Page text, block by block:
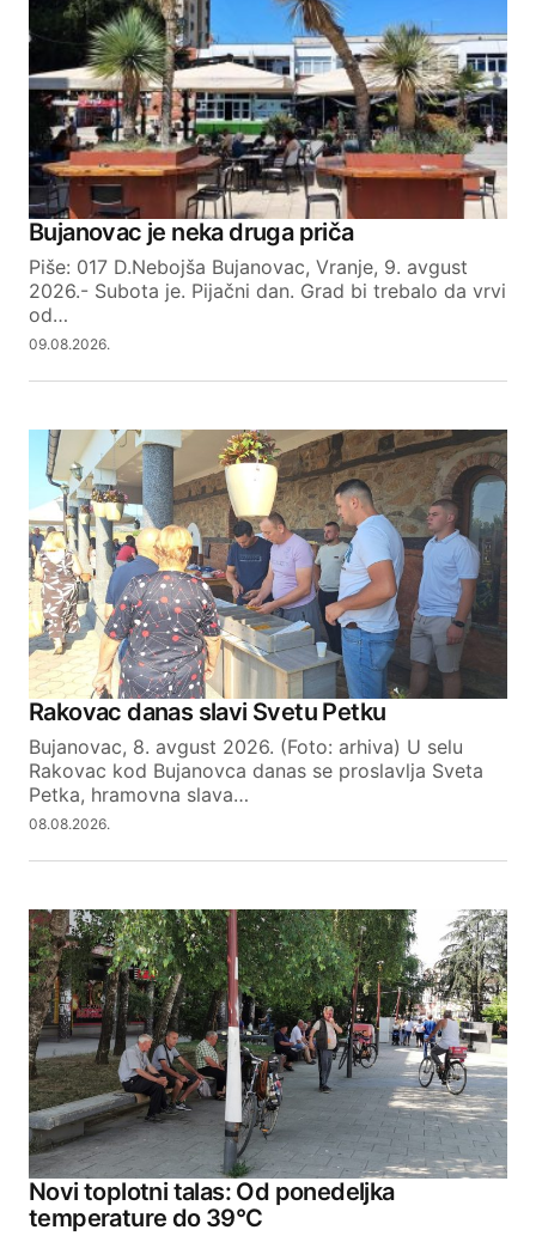
Comment*
Your Name
Your E-mail
Bujanovac je neka druga priča
Piše: 017 D.Nebojša Bujanovac, Vranje, 9. avgust
2026.- Subota je. Pijačni dan. Grad bi trebalo da vrvi
od…
09.08.2026.
Rakovac danas slavi Svetu Petku
Bujanovac, 8. avgust 2026. (Foto: arhiva) U selu
Rakovac kod Bujanovca danas se proslavlja Sveta
Petka, hramovna slava…
08.08.2026.
Novi toplotni talas: Od ponedeljka
temperature do 39°C